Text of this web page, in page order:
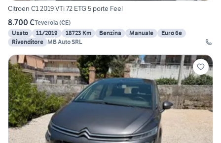
Citroen C1 2019 VTi 72 ETG 5 porte Feel
8.700 €Teverola (CE)
Usato
11/2019 18723 Km Benzina Manuale
Euro 6e
Rivenditore MB Auto SRL